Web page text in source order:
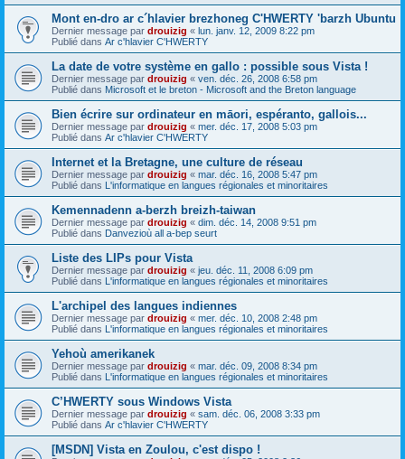
Mont en-dro ar c´hlavier brezhoneg C'HWERTY 'barzh Ubuntu
Dernier message par drouizig « lun. janv. 12, 2009 8:22 pm
Publié dans Ar c'hlavier C'HWERTY
La date de votre système en gallo : possible sous Vista !
Dernier message par drouizig « ven. déc. 26, 2008 6:58 pm
Publié dans Microsoft et le breton - Microsoft and the Breton language
Bien écrire sur ordinateur en māori, espéranto, gallois...
Dernier message par drouizig « mer. déc. 17, 2008 5:03 pm
Publié dans Ar c'hlavier C'HWERTY
Internet et la Bretagne, une culture de réseau
Dernier message par drouizig « mar. déc. 16, 2008 5:47 pm
Publié dans L'informatique en langues régionales et minoritaires
Kemennadenn a-berzh breizh-taiwan
Dernier message par drouizig « dim. déc. 14, 2008 9:51 pm
Publié dans Danvezioù all a-bep seurt
Liste des LIPs pour Vista
Dernier message par drouizig « jeu. déc. 11, 2008 6:09 pm
Publié dans L'informatique en langues régionales et minoritaires
L'archipel des langues indiennes
Dernier message par drouizig « mer. déc. 10, 2008 2:48 pm
Publié dans L'informatique en langues régionales et minoritaires
Yehoù amerikanek
Dernier message par drouizig « mar. déc. 09, 2008 8:34 pm
Publié dans L'informatique en langues régionales et minoritaires
C’HWERTY sous Windows Vista
Dernier message par drouizig « sam. déc. 06, 2008 3:33 pm
Publié dans Ar c'hlavier C'HWERTY
[MSDN] Vista en Zoulou, c'est dispo !